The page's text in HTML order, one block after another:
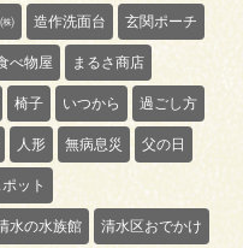
造作洗面台 玄関ポーチ
べ物屋 まるさ商店
椅子 いつから 過ごし方
人形 無病息災 父の日
ット
水の水族館 清水区おでかけ